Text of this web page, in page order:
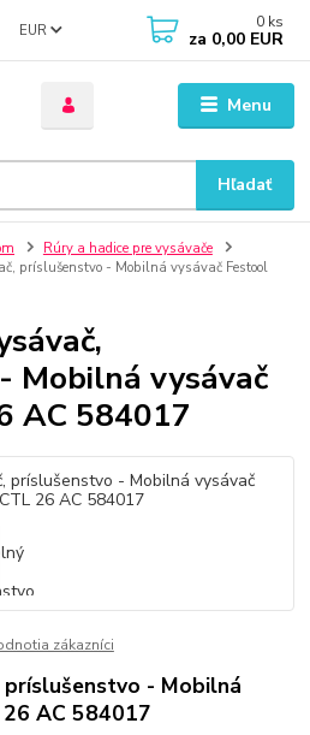
Menu
EUR
Hľadať
0 ks
za 0,00 EUR
Rúry a hadice pre vysávače
príslušenstvo - Mobilná vysávač Festool
Mobilná vysávač
AC 584017
zákazníci
príslušenstvo - Mobilná
AC 584017